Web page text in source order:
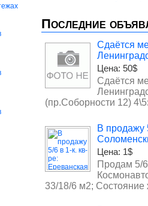
Последние
Сдаётся
Цена: 50$
Сдаётся
(пр.Соборности 12)
В продажу
Цена: 1$
Продам 5/
33/18/6 м2; Состояние